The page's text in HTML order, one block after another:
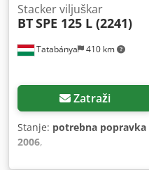
Tatabánya 410 km
Stacker viljuškar
BTSPE 125 L (2241)
Zatraži
Stanje: potrebna
2006,